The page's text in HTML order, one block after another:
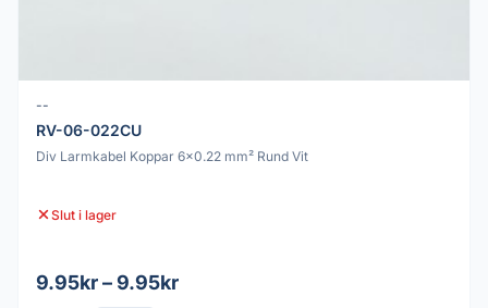
--
RV-06-022CU
Div Larmkabel Koppar 6x0.22 mm² Rund Vit
Slut i lager
9.95kr – 9.95kr